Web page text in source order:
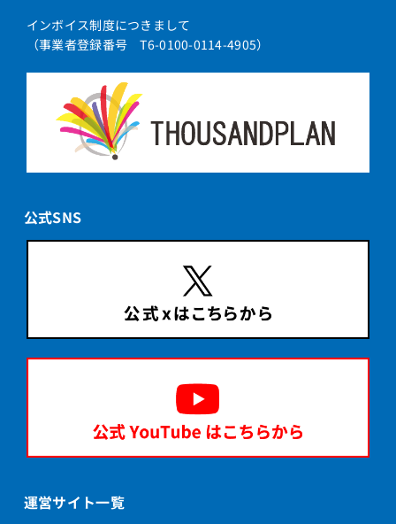
インボイス制度につきまして
（事業者登録番号 T6-0100-0114-4905）
公式SNS
運営サイト一覧